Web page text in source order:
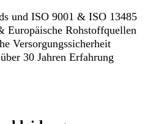
und ISO 9001 & ISO 13485
Rohstoffquellen
Versorgungssicherheit
30 Jahren Erfahrung